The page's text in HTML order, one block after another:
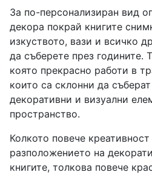
За по-персонализиран вид
декора покрай книгите
изкуството, вази и всичко
да съберете през годините.
която прекрасно работи в
които са склонни да
декоративни и визуални
пространство.
Колкото повече
разположението на
книгите, толкова повече